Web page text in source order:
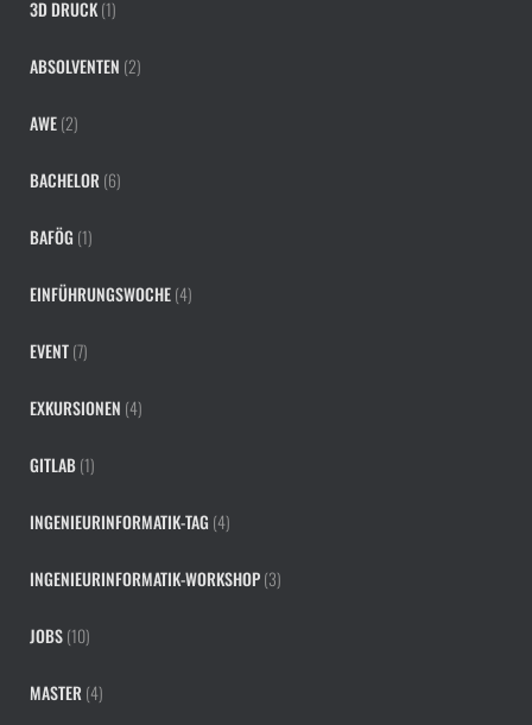
3D DRUCK(1)
ABSOLVENTEN (2)
AWE(2)
BACHELOR (6)
BAFÖG (1)
EINFÜHRUNGSWOCHE(4)
EVENT(7)
EXKURSIONEN (4)
GITLAB(1)
INGENIEURINFORMATIK-TAG (4)
INGENIEURINFORMATIK-WORKSHOP(3)
JOBS(10)
MASTER (4)